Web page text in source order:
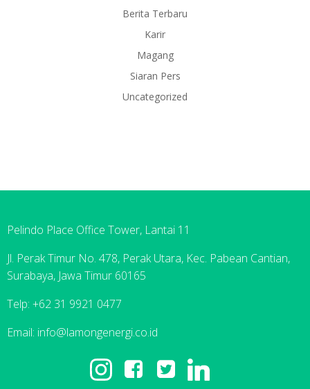
Berita Terbaru
Karir
Magang
Siaran Pers
Uncategorized
Pelindo Place Office Tower, Lantai 11
Jl. Perak Timur No. 478, Perak Utara, Kec. Pabean Cantian,
Surabaya, Jawa Timur 60165
Telp: +62 31 9921 0477
Email: info@lamongenergi.co.id